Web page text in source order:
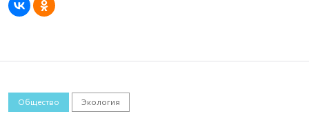
Общество Экология